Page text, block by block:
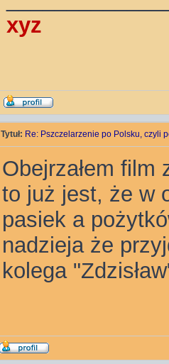
xyz
Tytuł: Re: Pszczelarzenie po Polsku, czyli
Obejrzałem
to już jest, że w
pasiek a
nadzieja że
kolega